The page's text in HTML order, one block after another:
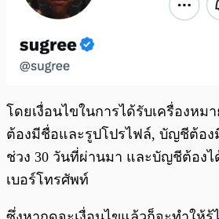
โดยเงื่อนไขในการได้รับเครื่องหม
ต้องมีชื่อและรูปโปรไฟล์, บัญชีต้อง
ช่วง 30 วันที่ผ่านมา และบัญชีต้อง
เบอร์โทรศัพท์